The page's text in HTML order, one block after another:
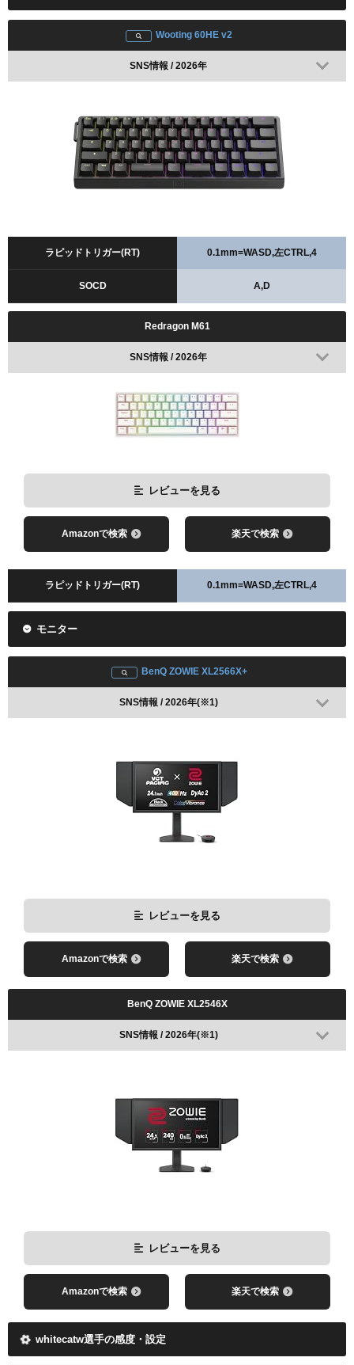
Wooting 60HE v2
SNS情報 / 2026年
ラピッドトリガー(RT) 0.1mm=WASD,左CTRL,4
SOCD A,D
Redragon M61
SNS情報 / 2026年
レビューを見る
Amazonで検索 楽天で検索
ラピッドトリガー(RT) 0.1mm=WASD,左CTRL,4
モニター
BenQ ZOWIE XL2566X+
SNS情報 / 2026年(※1)
レビューを見る
Amazonで検索 楽天で検索
BenQ ZOWIE XL2546X
SNS情報 / 2026年(※1)
レビューを見る
Amazonで検索 楽天で検索
whitecatw選手の感度・設定